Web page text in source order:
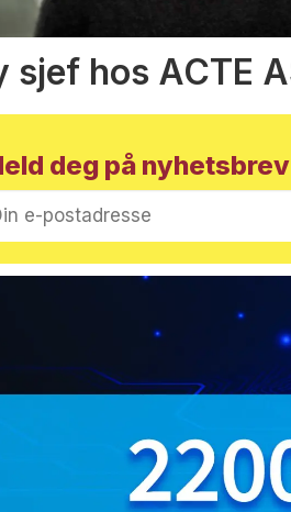
sjef hos ACTE
deg på